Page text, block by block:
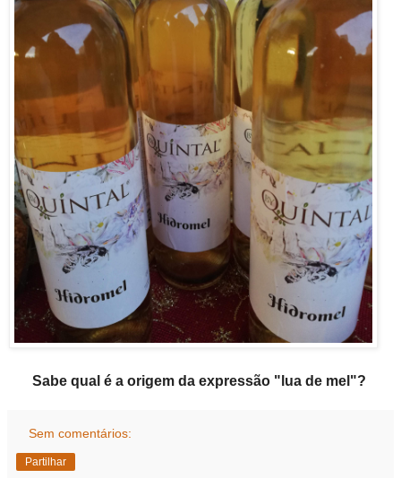
Sabe qual é a origem da expressão "lua de mel"?
Sem comentários:
Partilhar